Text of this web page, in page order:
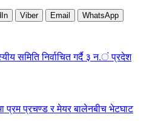
Viber Email WhatsApp
समिति निर्वाचित गर्दै ३ न.ं प्रदेश
प्रम प्रचण्ड र मेयर बालेनबीच भेटघाट